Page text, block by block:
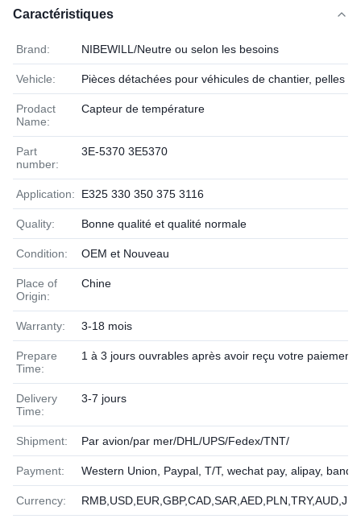
Caractéristiques
Brand: NIBEWILL/Neutre ou selon les besoins
Vehicle: Pièces détachées pour véhicules de chantier, pelles
Prodact
Name:
Capteur de température
Part
number:
3E-5370 3E5370
Application: E325 330 350 375 3116
Quality: Bonne qualité et qualité normale
Condition: OEM et Nouveau
Place of
Origin:
Chine
Warranty: 3-18 mois
Prepare
Time:
1 à 3 jours ouvrables après avoir reçu votre paiement
Delivery
Time:
3-7 jours
Shipment: Par avion/par mer/DHL/UPS/Fedex/TNT/
Payment: Western Union, Paypal, T/T, wechat pay, alipay,
Currency: